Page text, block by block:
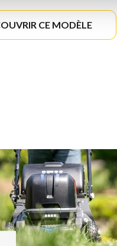
CE MODÈLE